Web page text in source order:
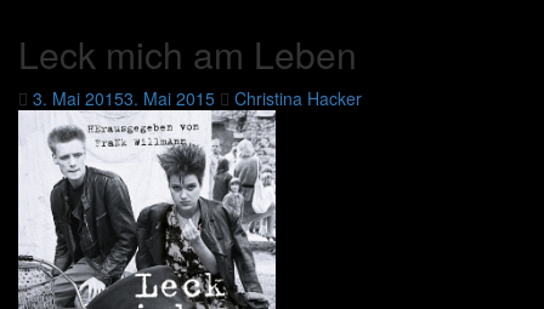
Leck mich am Leben
3. Mai 20153. Mai 2015 Christina Hacker